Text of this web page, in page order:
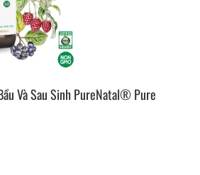
Và Sau Sinh PureNatal® Pure